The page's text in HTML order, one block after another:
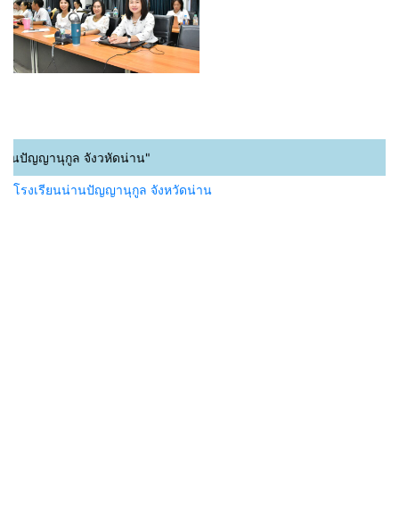
ปัญญานุกูล จังวหัดน่าน"
โรงเรียนน่านปัญญานุกูล จังหวัดน่าน